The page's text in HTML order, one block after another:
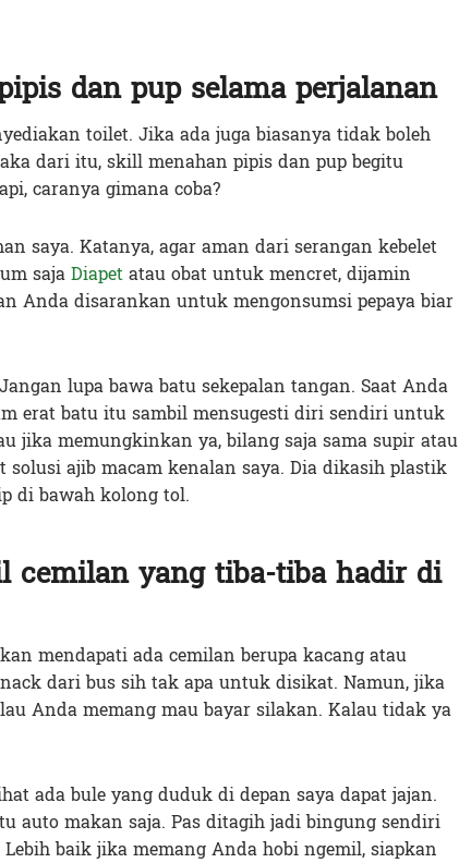
dan pup selama perjalanan
toilet. Jika ada juga biasanya tidak boleh
dari itu, skill menahan pipis dan pup begitu
caranya gimana coba?
saya. Katanya, agar aman dari serangan kebelet
sajaDiapetatau obat untuk mencret, dijamin
Anda disarankan untuk mengonsumsi pepaya biar
lupa bawa batu sekepalan tangan. Saat Anda
erat batu itu sambil mensugesti diri sendiri untuk
jika memungkinkan ya, bilang saja sama supir atau
solusi ajib macam kenalan saya. Dia dikasih plastik
di bawah kolong tol.
cemilan yang tiba-tiba hadir di
mendapati ada cemilan berupa kacang atau
dari bus sih tak apa untuk disikat. Namun, jika
Anda memang mau bayar silakan. Kalau tidak ya
ada bule yang duduk di depan saya dapat jajan.
auto makan saja. Pas ditagih jadi bingung sendiri
baik jika memang Anda hobi ngemil, siapkan